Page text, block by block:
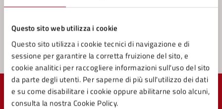
Questo sito web utilizza i cookie
Questo sito utilizza i cookie tecnici di navigazione e di
sessione per garantire la corretta fruizione del sito, e
cookie analitici per raccogliere informazioni sull'uso del sito
da parte degli utenti. Per saperne di più sull'utilizzo dei dati
e su come disabilitare i cookie oppure abilitarne solo alcuni,
consulta la nostra Cookie Policy.
Problemi in città
Segnala disservizio